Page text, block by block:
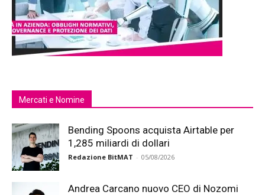
Mercati e Nomine
Bending Spoons acquista Airtable per
1,285 miliardi di dollari
Redazione BitMAT - 05/08/2026
Andrea Carcano nuovo CEO di Nozomi